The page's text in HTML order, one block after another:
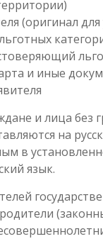
(оригинал
и иные
и лица без
на
в
язык.